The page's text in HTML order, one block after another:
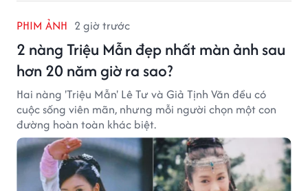
PHIM ẢNH 2 giờ trước
2 nàng Triệu Mẫn đẹp nhất màn ảnh sau
hơn 20 năm giờ ra sao?
Hai nàng 'Triệu Mẫn' Lê Tư và Giả Tịnh Văn đều có
cuộc sống viên mãn, nhưng mỗi người chọn một con
đường hoàn toàn khác biệt.